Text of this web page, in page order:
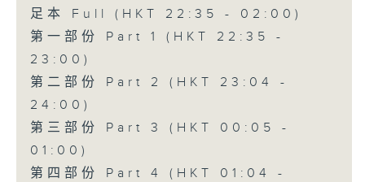
足本 Full (HKT 22:35 - 02:00)
第一部份 Part 1 (HKT 22:35 -
23:00)
第二部份 Part 2 (HKT 23:04 -
24:00)
第三部份 Part 3 (HKT 00:05 -
01:00)
第四部份 Part 4 (HKT 01:04 -